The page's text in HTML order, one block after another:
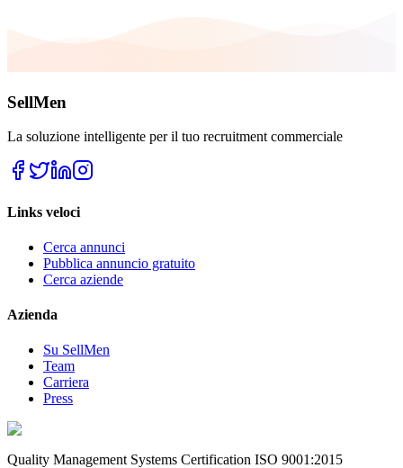
SellMen
La soluzione intelligente per il tuo recruitment commerciale
Links veloci
Cerca annunci
Pubblica annuncio gratuito
Cerca aziende
Azienda
Su SellMen
Team
Carriera
Press
Quality Management Systems Certification ISO 9001:2015